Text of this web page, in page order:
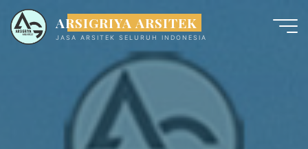
ARSIGRIYA ARSITEK
JASA ARSITEK SELURUH INDONESIA